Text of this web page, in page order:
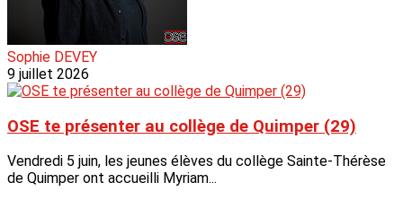
Sophie DEVEY
9 juillet 2026
OSE te présenter au collège de Quimper (29)
Vendredi 5 juin, les jeunes élèves du collège Sainte-Thérèse
de Quimper ont accueilli Myriam...